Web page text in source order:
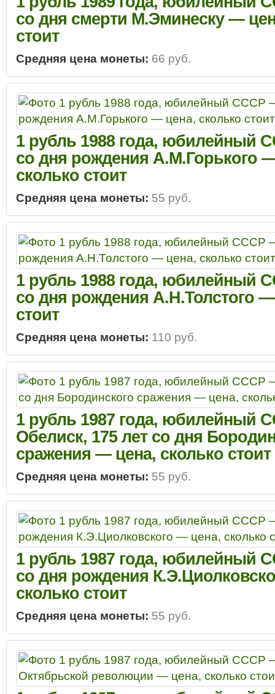
со дня смерти М.Эминеску —
стоит
Средняя цена монеты: 66 руб.
1 рубль 1988 года, юбилейный
со дня рождения А.М.Горького
сколько стоит
Средняя цена монеты: 55 руб.
1 рубль 1988 года, юбилейный
со дня рождения А.Н.Толстого
стоит
Средняя цена монеты: 110 руб.
1 рубль 1987 года, юбилейный
Обелиск, 175 лет со дня
сражения — цена, сколько стоит
Средняя цена монеты: 55 руб.
1 рубль 1987 года, юбилейный
со дня рождения
сколько стоит
Средняя цена монеты: 55 руб.